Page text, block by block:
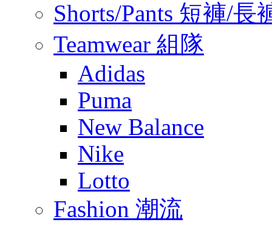
Shorts/Pants 短褲/長
Teamwear 組隊
Adidas
Puma
New Balance
Nike
Lotto
Fashion 潮流